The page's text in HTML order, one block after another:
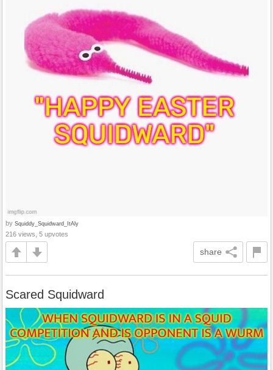
by Squiddy_Squidward_ItAly
216 views, 5 upvotes
share
Scared Squidward